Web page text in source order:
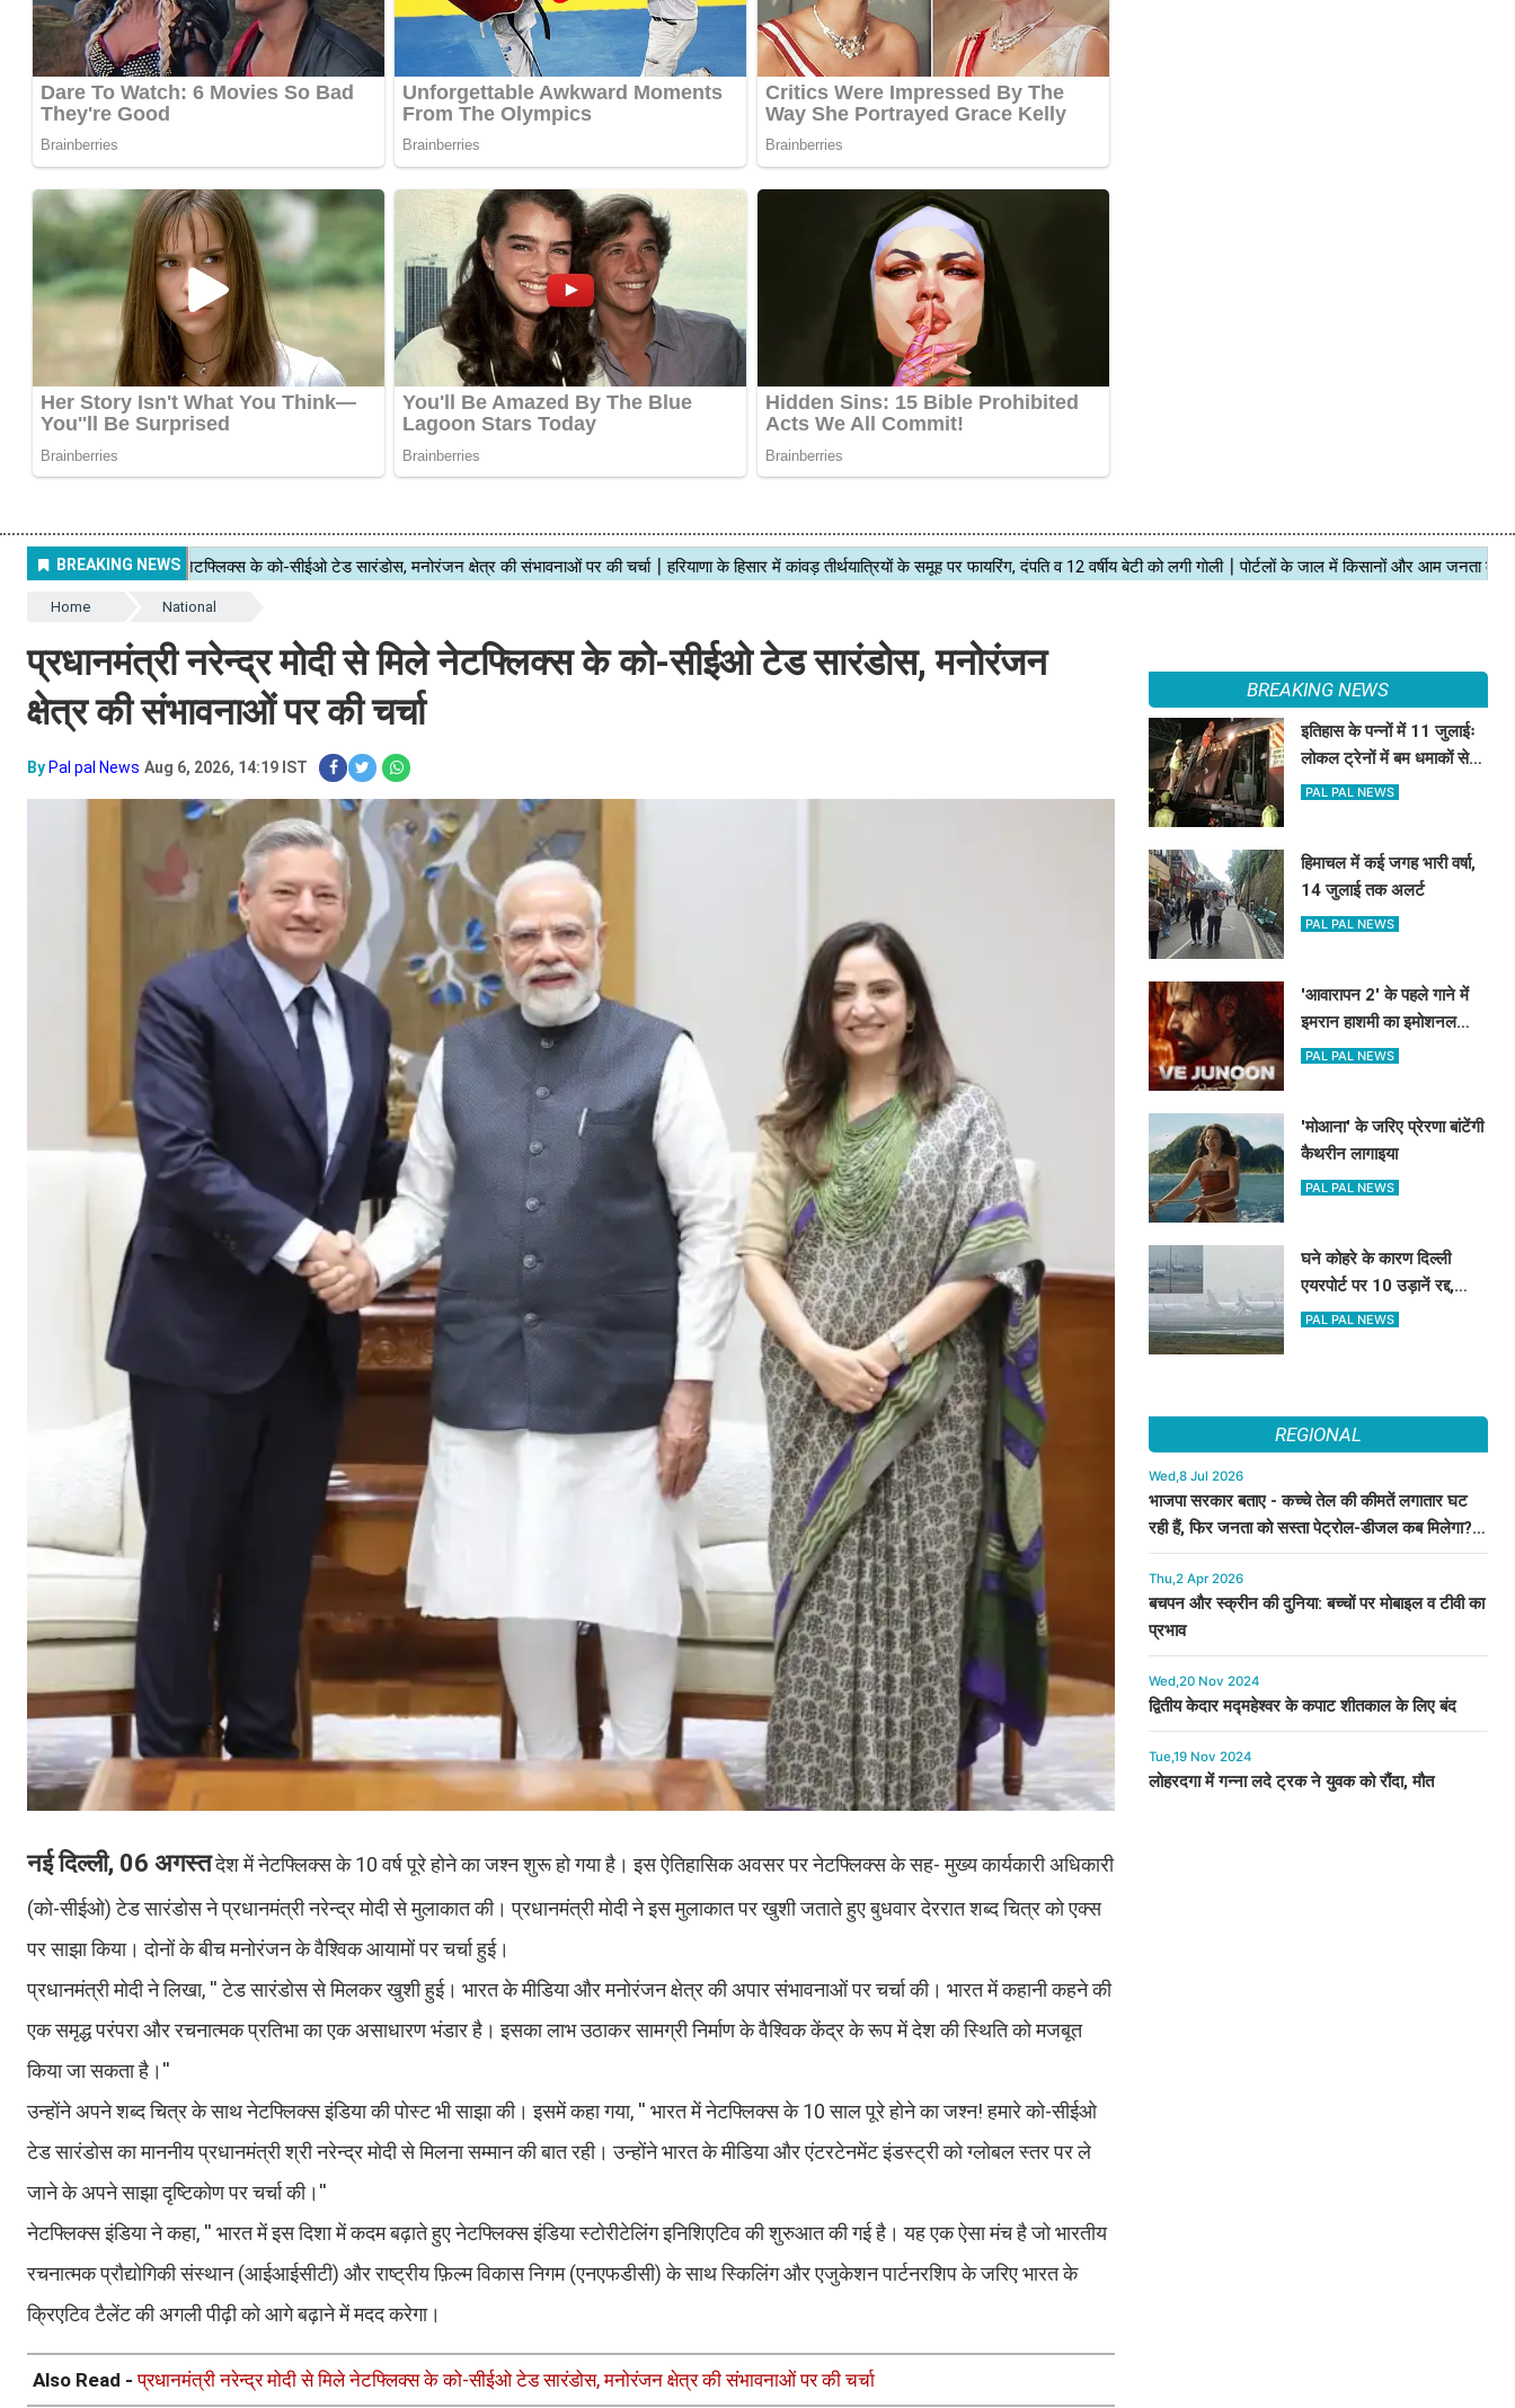
Home National
प्रधानमंत्री नरेन्द्र मोदी से मिले नेटफ्लिक्स के को-सीईओ टेड सारंडोस, मनोरंजन
क्षेत्र की संभावनाओं पर की चर्चा
By Pal pal News Aug 6, 2026, 14:19 IST
नई दिल्ली, 06 अगस्तदेश में नेटफ्लिक्स के 10 वर्ष पूरे होने का जश्न शुरू हो गया है। इस ऐतिहासिक अवसर पर नेटफ्लिक्स के सह- मुख्य कार्यकारी अधिकारी
(को-सीईओ) टेड सारंडोस ने प्रधानमंत्री नरेन्द्र मोदी से मुलाकात की। प्रधानमंत्री मोदी ने इस मुलाकात पर खुशी जताते हुए बुधवार देररात शब्द चित्र को एक्स
पर साझा किया। दोनों के बीच मनोरंजन के वैश्विक आयामों पर चर्चा हुई।
प्रधानमंत्री मोदी ने लिखा, '' टेड सारंडोस से मिलकर खुशी हुई। भारत के मीडिया और मनोरंजन क्षेत्र की अपार संभावनाओं पर चर्चा की। भारत में कहानी कहने की
एक समृद्ध परंपरा और रचनात्मक प्रतिभा का एक असाधारण भंडार है। इसका लाभ उठाकर सामग्री निर्माण के वैश्विक केंद्र के रूप में देश की स्थिति को मजबूत
किया जा सकता है।''
उन्होंने अपने शब्द चित्र के साथ नेटफ्लिक्स इंडिया की पोस्ट भी साझा की। इसमें कहा गया, '' भारत में नेटफ्लिक्स के 10 साल पूरे होने का जश्न! हमारे को-सीईओ
टेड सारंडोस का माननीय प्रधानमंत्री श्री नरेन्द्र मोदी से मिलना सम्मान की बात रही। उन्होंने भारत के मीडिया और एंटरटेनमेंट इंडस्ट्री को ग्लोबल स्तर पर ले
जाने के अपने साझा दृष्टिकोण पर चर्चा की।''
नेटफ्लिक्स इंडिया ने कहा, '' भारत में इस दिशा में कदम बढ़ाते हुए नेटफ्लिक्स इंडिया स्टोरीटेलिंग इनिशिएटिव की शुरुआत की गई है। यह एक ऐसा मंच है जो भारतीय
रचनात्मक प्रौद्योगिकी संस्थान (आईआईसीटी) और राष्ट्रीय फ़िल्म विकास निगम (एनएफडीसी) के साथ स्किलिंग और एजुकेशन पार्टनरशिप के जरिए भारत के
क्रिएटिव टैलेंट की अगली पीढ़ी को आगे बढ़ाने में मदद करेगा।
Also Read -प्रधानमंत्री नरेन्द्र मोदी से मिले नेटफ्लिक्स के को-सीईओ टेड सारंडोस, मनोरंजन क्षेत्र की संभावनाओं पर की चर्चा
BREAKING NEWS
इतिहास के पन्नों में 11 जुलाईः
लोकल ट्रेनों में बम धमाकों से
दहल गई मुंबई, 189 की मौत
PAL PAL NEWS
हिमाचल में कई जगह भारी वर्षा,
14 जुलाई तक अलर्ट
PAL PAL NEWS
'आवारापन 2' के पहले गाने में
इमरान हाशमी का इमोशनल
अवतार
PAL PAL NEWS
'मोआना' के जरिए प्रेरणा बांटेंगी
कैथरीन लागाइया
PAL PAL NEWS
घने कोहरे के कारण दिल्ली
एयरपोर्ट पर 10 उड़ानें रद्द,
270 से अधिक में देरी
PAL PAL NEWS
REGIONAL
Wed,8 Jul 2026
भाजपा सरकार बताए - कच्चे तेल की कीमतें लगातार घट
रही हैं, फिर जनता को सस्ता पेट्रोल-डीजल कब मिलेगा? :
कुमारी सैलजा
Thu,2 Apr 2026
बचपन और स्क्रीन की दुनिया: बच्चों पर मोबाइल व टीवी का
प्रभाव
Wed,20 Nov 2024
द्वितीय केदार मद्महेश्वर के कपाट शीतकाल के लिए बंद
Tue,19 Nov 2024
लोहरदगा में गन्ना लदे ट्रक ने युवक को रौंदा, मौत